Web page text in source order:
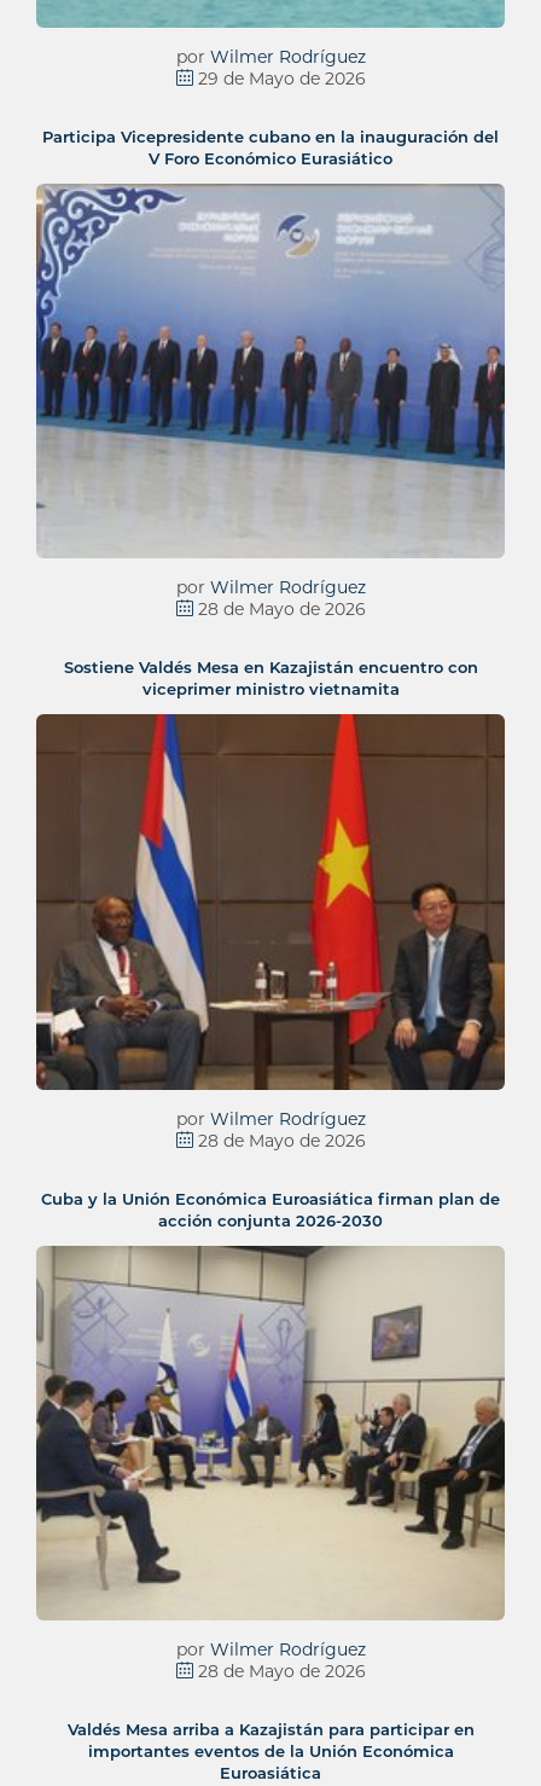
por Wilmer Rodríguez
29 de Mayo de 2026
Participa Vicepresidente cubano en la inauguración del
V Foro Económico Eurasiático
por Wilmer Rodríguez
28 de Mayo de 2026
Sostiene Valdés Mesa en Kazajistán encuentro con
viceprimer ministro vietnamita
por Wilmer Rodríguez
28 de Mayo de 2026
Cuba y la Unión Económica Euroasiática firman plan de
acción conjunta 2026-2030
por Wilmer Rodríguez
28 de Mayo de 2026
Valdés Mesa arriba a Kazajistán para participar en
importantes eventos de la Unión Económica
Euroasiática